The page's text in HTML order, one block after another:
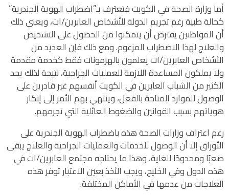
أما وزارة الصحة في الكويت فتعترف بـ”اضطراب الهوية الجندرية”
كحالة طبية رغم تجريم الدولة للأشخاص العابرين/ات، ويعني ذلك
أن المواطنين يفترض أن يتمكنوا من الحصول على التشخيص
والعلاج لهذا الاضطراب المزعوم. ومع ذلك فإن العديد من
الأشخاص العابرين/ات يعلمون بالهرمونات فقط كخدمة مقدمة
ولا يملكون المساعدة اللازمة للعمليات الجراحية، نتيجة لذلك يجد
الكثير من الشباب العابرين في الكويت أنفسهم غير قادرين على
الوصول للموارد المتاحة بالفعل، وينتهي بهم الأمر إلى إنكار
هوياتهم بسبب القوانين والضغوط العائلية التي تجرمهم.
رغم اعتراف وزارات الصحة هذه باضطراب الهوية الجندرية على
الأوراق إلا أن الوصول للخدمات والعمليات الجراحية والعلاج يبقى
صعبًا ومحدودًا للغاية، وهذا ما يحتاجه مجتمع العابرين/ات في
هذه الدول وفي الخليج، ويجب الأخذ بعين الاعتبار توفر هذه
العلاجات من عدمها في الأماكن المختلفة.